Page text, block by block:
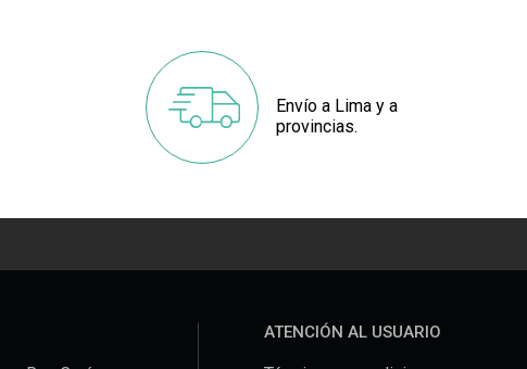
Envío a Lima y a
provincias.
ATENCIÓN AL USUARIO